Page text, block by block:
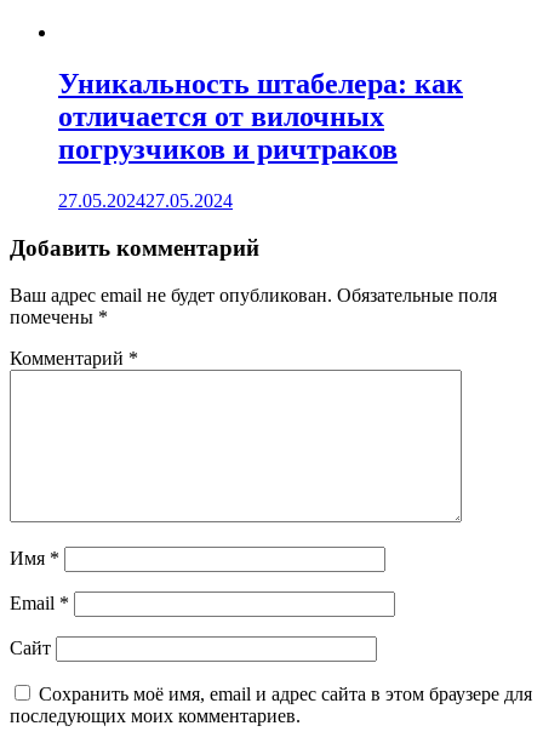
Уникальность штабелера: как
отличается от вилочных
погрузчиков и ричтраков
27.05.202427.05.2024
Добавить комментарий
Ваш адрес email не будет опубликован. Обязательные поля
помечены *
Комментарий *
Имя *
Email *
Сайт
Сохранить моё имя, email и адрес сайта в этом браузере для
последующих моих комментариев.